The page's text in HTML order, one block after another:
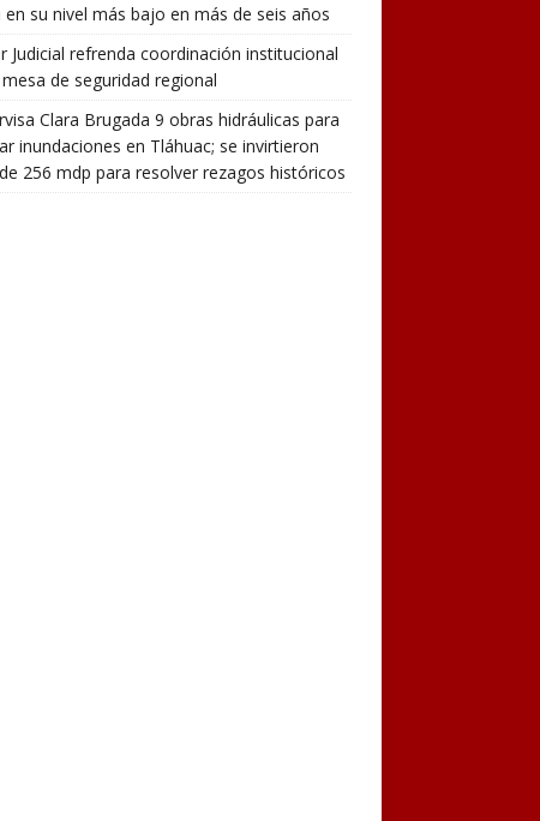
en su nivel más bajo en más de seis años
Judicial refrenda coordinación institucional
de seguridad regional
Clara Brugada 9 obras hidráulicas para
inundaciones en Tláhuac; se invirtieron
256 mdp para resolver rezagos históricos